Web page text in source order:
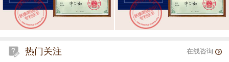
热门关注 在线咨询